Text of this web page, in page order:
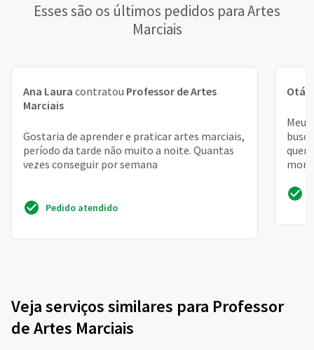
Esses são os últimos pedidos para Artes
Marciais
Ana Laura contratou Professor de Artes
Marciais
Gostaria de aprender e praticar artes marciais,
período da tarde não muito a noite. Quantas
vezes conseguir por semana
Pedido atendido
Meu
Veja serviços similares para Professor
de Artes Marciais